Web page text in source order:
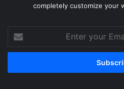
completely customize your
your
Email